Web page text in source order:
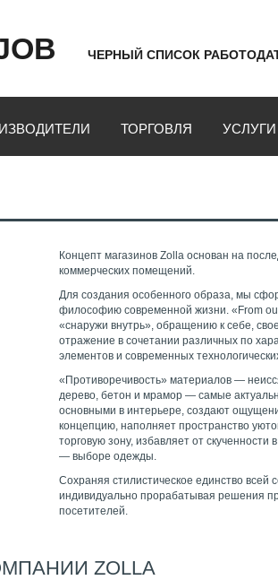
ЧЕРНЫЙ СПИСОК
ТОРГОВЛЯ УСЛУГИ
Концепт магазинов Zolla основан на
коммерческих помещений.
Для создания особенного образа, мы
философию современной жизни. «From
«снаружи внутрь», обращению к себе,
отражение в сочетании различных по
элементов и современных
«Противоречивость» материалов —
дерево, бетон и мрамор — самые
основными в интерьере, создают
концепцию, наполняет пространство
торговую зону, избавляет от
— выборе одежды.
Сохраняя стилистическое единство
индивидуально прорабатывая решения
посетителей.
ZOLLA